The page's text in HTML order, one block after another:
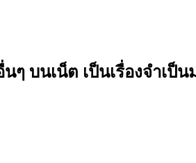
บนเน็ต เป็นเรื่องจำเป็น